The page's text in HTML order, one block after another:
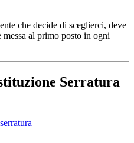
che decide di sceglierci, deve
messa al primo posto in ogni
Serratura